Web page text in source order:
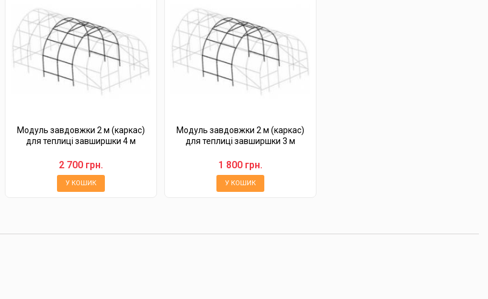
Модуль завдовжки 2 м (каркас)
для теплиці завширшки 4 м
2 700 грн.
У КОШИК
Модуль завдовжки 2 м (каркас)
для теплиці завширшки 3 м
1 800 грн.
У КОШИК